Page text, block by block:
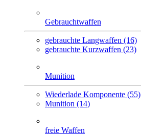
Gebrauchtwaffen
gebrauchte Langwaffen (16)
gebrauchte Kurzwaffen (23)
Munition
Wiederlade Komponente (55)
Munition (14)
freie Waffen